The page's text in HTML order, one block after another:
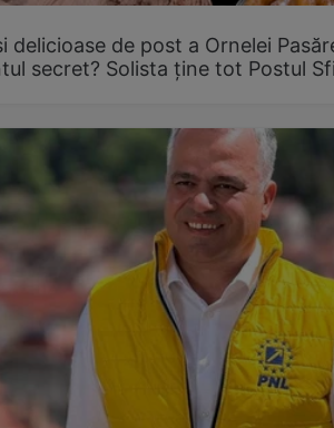
delicioase de post a Ornelei
secret? Solista ține tot Postul